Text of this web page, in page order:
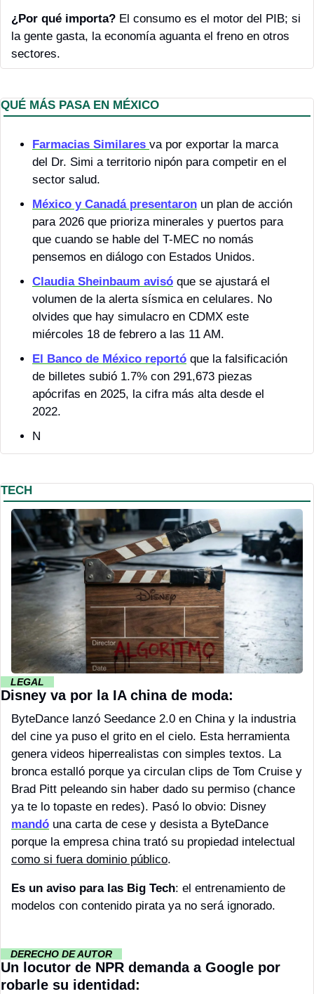
¿Por qué importa? El consumo es el motor del PIB; si
la gente gasta, la economía aguanta el freno en otros
sectores.
QUÉ MÁS PASA EN MÉXICO
Farmacias Similares va por exportar la marca
del Dr. Simi a territorio nipón para competir en el
sector salud.
México y Canadá presentaron un plan de acción
para 2026 que prioriza minerales y puertos para
que cuando se hable del T-MEC no nomás
pensemos en diálogo con Estados Unidos.
Claudia Sheinbaum avisó que se ajustará el
volumen de la alerta sísmica en celulares. No
olvides que hay simulacro en CDMX este
miércoles 18 de febrero a las 11 AM.
El Banco de México reportó que la falsificación
de billetes subió 1.7% con 291,673 piezas
apócrifas en 2025, la cifra más alta desde el
2022.
N
TECH
LEGAL
Disney va por la IA china de moda:
ByteDance lanzó Seedance 2.0 en China y la industria
del cine ya puso el grito en el cielo. Esta herramienta
genera videos hiperrealistas con simples textos. La
bronca estalló porque ya circulan clips de Tom Cruise y
Brad Pitt peleando sin haber dado su permiso (chance
mandó una carta de cese y desista a ByteDance
como si fuera dominio público.
Es un aviso para las Big Tech: el entrenamiento de
modelos con contenido pirata ya no será ignorado.
DERECHO DE AUTOR
Un locutor de NPR demanda a Google por
robarle su identidad: